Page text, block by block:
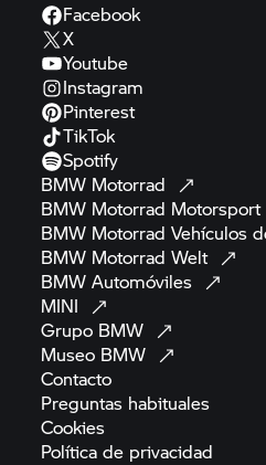
Facebook
X
Youtube
Instagram
Pinterest
TikTok
Spotify
BMW Motorrad
BMW Motorrad Motorsport
BMW Motorrad Vehículos
BMW Motorrad Welt
BMWAutomóviles
MINI
Grupo BMW
Museo BMW
Contacto
Preguntas habituales
Cookies
Política de privacidad